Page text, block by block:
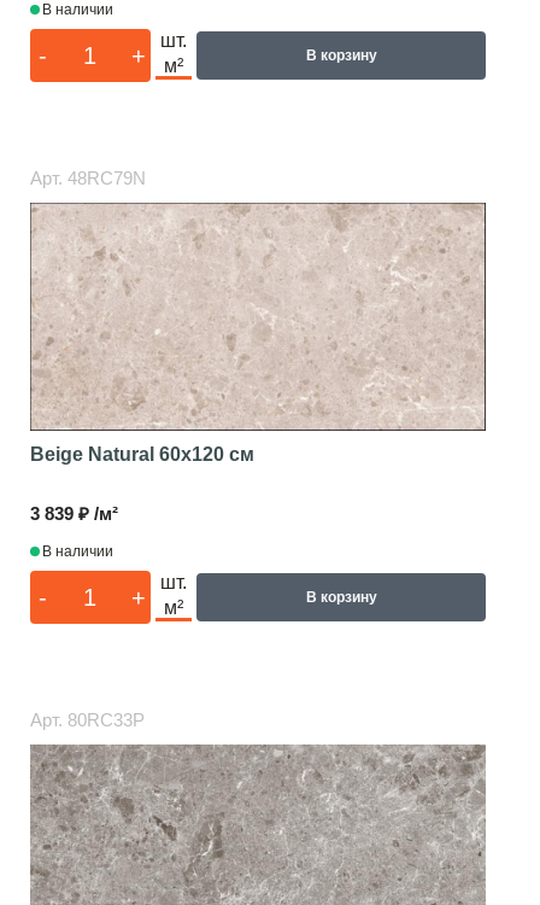
В наличии
- +
шт.
м²
В корзину
Арт. 48RC79N
Beige Natural 60x120 см
3 839 ₽ /м²
В наличии
- +
шт.
м²
В корзину
Арт. 80RC33P